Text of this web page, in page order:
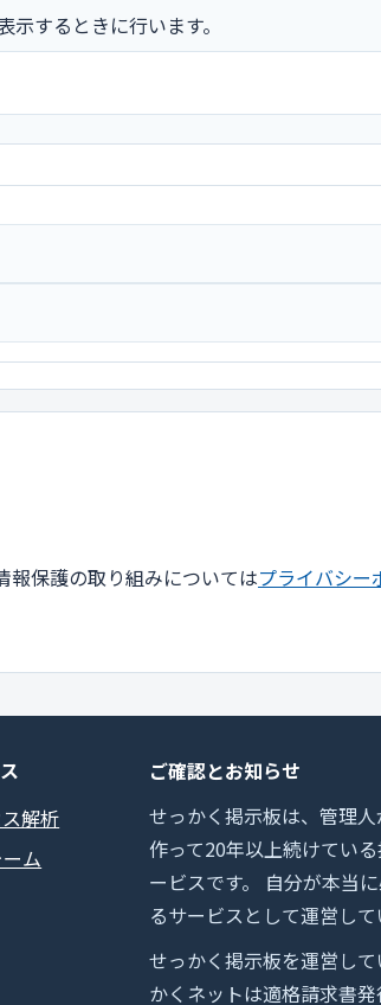
するときに行います。
報保護の取り組みについてはプライバシー
解析
ム
ご確認とお知らせ
せっかく掲示板は、管理
作って20年以上続けてい
ービスです。 自分が本当
るサービスとして運営して
せっかく掲示板を運営して
かくネットは適格請求書